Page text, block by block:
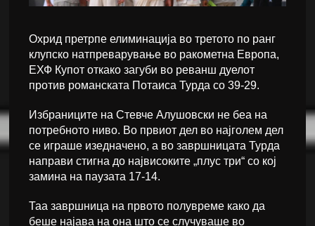
Охрид претрпе елиминација во третото по ранг
клупско натпреварување во ракометна Европа,
ЕХФ Купот откако загуби во реванш дуелот
против романската Потаиса Турда со 39-29.
Избраниците на Стевче Алушовски не беа на
потребното ниво. Во првиот дел во најголем дел
се играше изедначено, а во завршницата Турда
направи стигна до највисоките „плус три“ со кој
замина на паузата 17-14.
Таа завршница на првото полувреме како да
беше најава на она што се случуваше во